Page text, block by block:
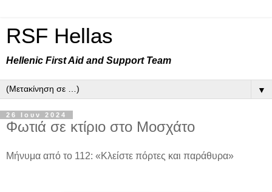
RSF Hellas
Hellenic First Aid and Support Team
▼
26 Ιουν 2024
Φωτιά σε κτίριο στο Μοσχάτο
Μήνυμα από το 112: «Κλείστε πόρτες και παράθυρα»